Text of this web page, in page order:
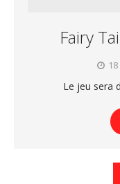
Fairy
Le jeu sera